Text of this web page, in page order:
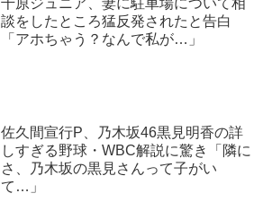
千原ジュニア、妻に駐車場について相
談をしたところ猛反発されたと告白
「アホちゃう？なんで私が…」
佐久間宣行P、乃木坂46黒見明香の詳
しすぎる野球・WBC解説に驚き「隣に
さ、乃木坂の黒見さんって子がい
て…」